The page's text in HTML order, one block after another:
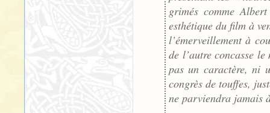
grimés comme
esthétique du film à
l’émerveillement à
de l’autre concasse
pas un caractère, ni
congrès de touffes,
ne parviendra jamais